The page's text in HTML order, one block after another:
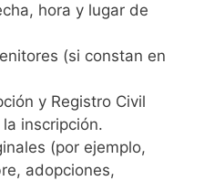
hora y lugar de
(si constan en
y Registro Civil
inscripción.
(por ejemplo,
adopciones,